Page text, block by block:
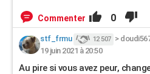
Commenter 0
stf_frmu 12 507 >
19 juin 2021 à 20:50
Au pire si vous avez peur,